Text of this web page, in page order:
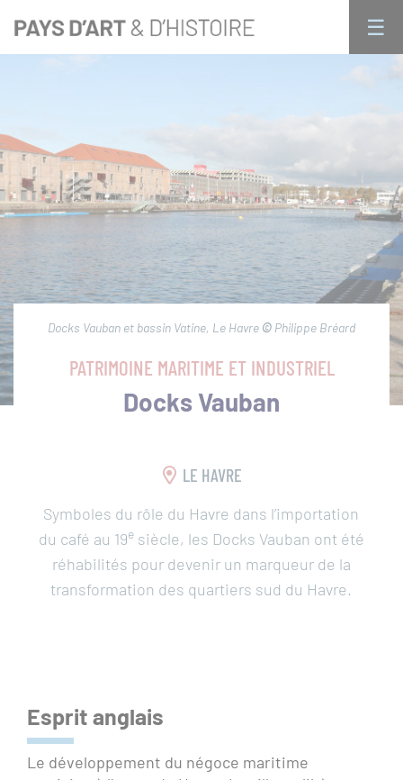
au
contenu
☰
Que
vous
?
Actualités
principale
Activités
Patrimoines
Ressources
Docks Vauban et bassin Vatine, Le Havre © Philippe Bréard
PATRIMOINE MARITIME ET INDUSTRIEL
Docks Vauban
LE HAVRE
Symboles du rôle du Havre dans l’importation
du café au 19esiècle, les Docks Vauban ont été
réhabilités pour devenir un marqueur de la
transformation des quartiers sud du Havre.
Esprit anglais
Le développement du négoce maritime